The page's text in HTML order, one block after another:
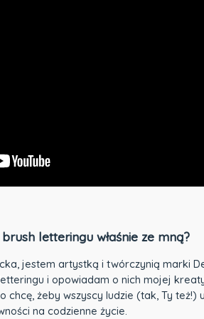
letteringu właśnie ze mną?
jestem artystką i twórczynią marki
i opowiadam o nich mojej
chcę, żeby wszyscy ludzie (tak, Ty
na codzienne życie.